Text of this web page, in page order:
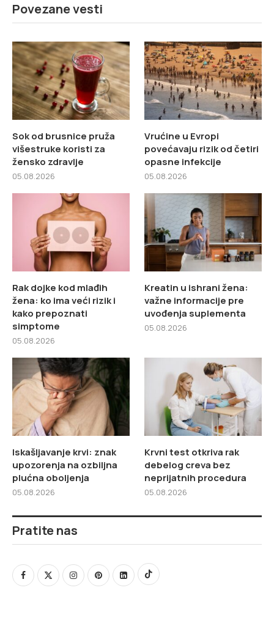
Povezane vesti
Sok od brusnice pruža
višestruke koristi za
žensko zdravlje
05.08.2026
Vrućine u Evropi
povećavaju rizik od četiri
opasne infekcije
05.08.2026
Rak dojke kod mlađih
žena: ko ima veći rizik i
kako prepoznati
simptome
05.08.2026
Kreatin u ishrani žena:
važne informacije pre
uvođenja suplementa
05.08.2026
Iskašljavanje krvi: znak
upozorenja na ozbiljna
plućna oboljenja
05.08.2026
Krvni test otkriva rak
debelog creva bez
neprijatnih procedura
05.08.2026
Pratite nas